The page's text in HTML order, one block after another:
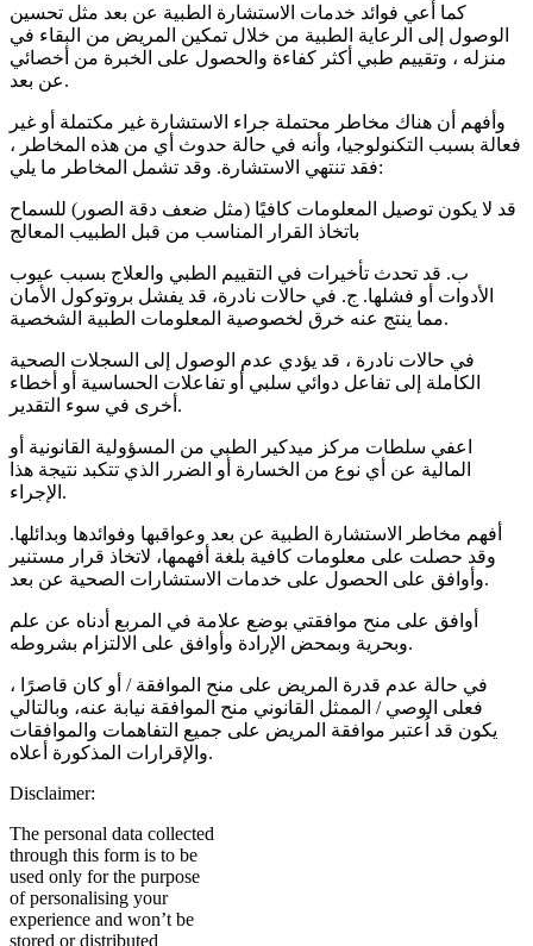
كما أعي فوائد خدمات الاستشارة الطبية عن بعد مثل تحسين
الوصول إلى الرعاية الطبية من خلال تمكين المريض من البقاء في
منزله ، وتقييم طبي أكثر كفاءة والحصول على الخبرة من أخصائي
عن بعد.
وأفهم أن هناك مخاطر محتملة جراء الاستشارة غير مكتملة أو غير
فعالة بسبب التكنولوجيا، وأنه في حالة حدوث أي من هذه المخاطر ،
فقد تنتهي الاستشارة. وقد تشمل المخاطر ما يلي:
قد لا يكون توصيل المعلومات كافيًا (مثل ضعف دقة الصور) للسماح
باتخاذ القرار المناسب من قبل الطبيب المعالج
ب. قد تحدث تأخيرات في التقييم الطبي والعلاج بسبب عيوب
الأدوات أو فشلها. ج. في حالات نادرة، قد يفشل بروتوكول الأمان
مما ينتج عنه خرق لخصوصية المعلومات الطبية الشخصية.
في حالات نادرة ، قد يؤدي عدم الوصول إلى السجلات الصحية
الكاملة إلى تفاعل دوائي سلبي أو تفاعلات الحساسية أو أخطاء
أخرى في سوء التقدير.
اعفي سلطات مركز ميدكير الطبي من المسؤولية القانونية أو
المالية عن أي نوع من الخسارة أو الضرر الذي تتكبد نتيجة هذا
الإجراء.
أفهم مخاطر الاستشارة الطبية عن بعد وعواقبها وفوائدها وبدائلها.
وقد حصلت على معلومات كافية بلغة أفهمها، لاتخاذ قرار مستنير
وأوافق على الحصول على خدمات الاستشارات الصحية عن بعد.
أوافق على منح موافقتي بوضع علامة في المربع أدناه عن علم
وبحرية وبمحض الإرادة وأوافق على الالتزام بشروطه.
في حالة عدم قدرة المريض على منح الموافقة / أو كان قاصرًا ،
فعلى الوصي / الممثل القانوني منح الموافقة نيابة عنه، وبالتالي
يكون قد اُعتبر موافقة المريض على جميع التفاهمات والموافقات
والإقرارات المذكورة أعلاه.
Disclaimer:
The personal data collected
through this form is to be
used only for the purpose
of personalising your
experience and won’t be
stored or distributed